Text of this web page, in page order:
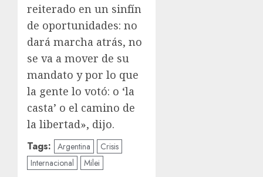
reiterado en un sinfín
de oportunidades: no
dará marcha atrás, no
se va a mover de su
mandato y por lo que
la gente lo votó: o ‘la
casta’ o el camino de
la libertad», dijo.
Tags: Argentina
Crisis
Internacional
Milei